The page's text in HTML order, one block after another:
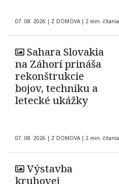
07. 08. 2026 | Z DOMOVA | 2 min. čítania
Sahara Slovakia
na Záhorí prináša
rekonštrukcie
bojov, techniku a
letecké ukážky
07. 08. 2026 | Z DOMOVA | 2 min. čítania
Výstavba
kruhovej